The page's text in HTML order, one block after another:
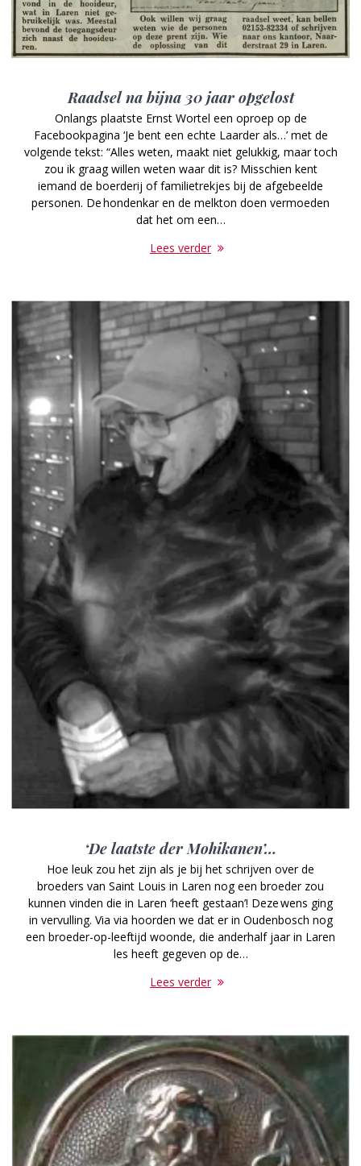
Raadsel na bijna 30 jaar opgelost
Onlangs plaatste Ernst Wortel een oproep op de
Facebookpagina ‘Je bent een echte Laarder als…’ met de
volgende tekst: “Alles weten, maakt niet gelukkig, maar toch
zou ik graag willen weten waar dit is? Misschien kent
iemand de boerderij of familietrekjes bij de afgebeelde
personen. De hondenkar en de melkton doen vermoeden
dat het om een…
Lees verder
‘De laatste der Mohikanen’…
Hoe leuk zou het zijn als je bij het schrijven over de
broeders van Saint Louis in Laren nog een broeder zou
kunnen vinden die in Laren ‘heeft gestaan’! Deze wens ging
in vervulling. Via via hoorden we dat er in Oudenbosch nog
een broeder-op-leeftijd woonde, die anderhalf jaar in Laren
les heeft gegeven op de…
Lees verder